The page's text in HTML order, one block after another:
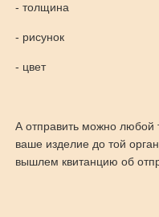
- толщина
- рисунок
- цвет
А отправить можно любой
ваше изделие до той
вышлем квитанцию об